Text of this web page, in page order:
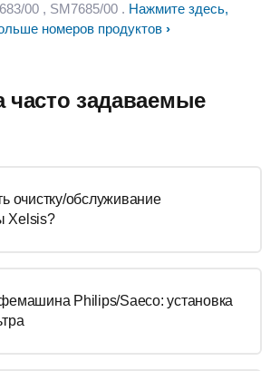
00 , SM7685/00 . Нажмите здесь,
номеров продуктов
часто задаваемые
очистку/обслуживание
Xelsis?
Philips/Saeco: установка